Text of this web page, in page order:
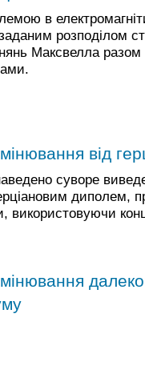
в
розподілом
Максвелла разом
від
суворе
диполем,
використовуючи